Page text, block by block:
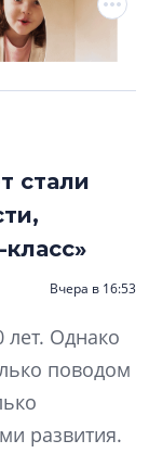
стали
Вчера в 16:53
лет. Однако
поводом
развития.